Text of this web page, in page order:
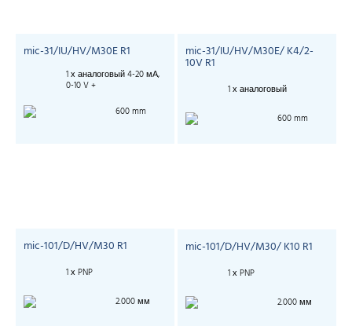
mic-31/IU/HV/M30E R1
1 х аналоговый 4-20 мА,
0-10 V +
600 mm
mic-31/IU/HV/M30E/ K4/2-
10V R1
1 х аналоговый
600 mm
mic-101/D/HV/M30 R1
1 х PNP
2.000 мм
mic-101/D/HV/M30/ K10 R1
1 х PNP
2.000 мм